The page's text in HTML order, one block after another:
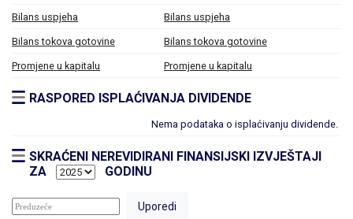
Bilans uspjeha Bilans uspjeha
Bilans tokova gotovine Bilans tokova gotovine
Promjene u kapitalu Promjene u kapitalu
RASPORED ISPLAĆIVANJA DIVIDENDE
Nema podataka o isplaćivanju dividende.
SKRAĆENI NEREVIDIRANI FINANSIJSKI IZVJEŠTAJI
ZA
GODINU